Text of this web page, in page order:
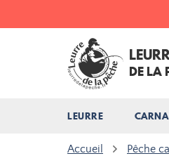
DE LA
LEURRE
Accueil Pêche